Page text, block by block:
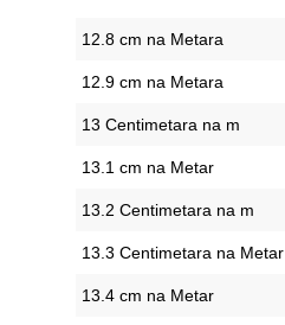
12.8 cm na Metara
12.9 cm na Metara
13 Centimetara na m
13.1 cm na Metar
13.2 Centimetara na m
13.3 Centimetara na Metar
13.4 cm na Metar